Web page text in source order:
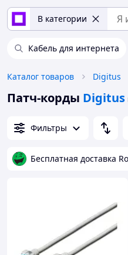
В категории
Кабель для интернета
Каталог товаров Digitus
Патч-корды Digitus
Фильтры
Бесплатная доставка